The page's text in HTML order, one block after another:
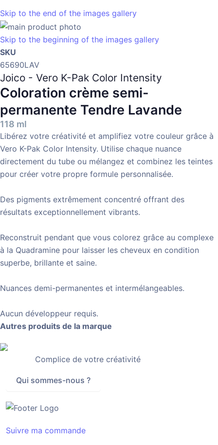
Skip to the end of the images gallery
Skip to the beginning of the images gallery
SKU
65690LAV
Joico - Vero K-Pak Color Intensity
Coloration crème semi-
permanente Tendre Lavande
118 ml
Libérez votre créativité et amplifiez votre couleur grâce à
Vero K-Pak Color Intensity. Utilise chaque nuance
directement du tube ou mélangez et combinez les teintes
pour créer votre propre formule personnalisée.
Des pigments extrêmement concentré offrant des
résultats exceptionnellement vibrants.
Reconstruit pendant que vous colorez grâce au complexe
à la Quadramine pour laisser les cheveux en condition
superbe, brillante et saine.
Nuances demi-permanentes et intermélangeables.
Aucun développeur requis.
Autres produits de la marque
Complice de votre créativité
Qui sommes-nous ?
Suivre ma commande